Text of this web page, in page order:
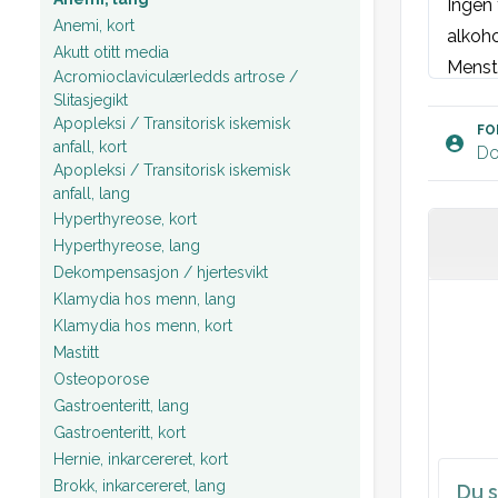
Anemi, kort
Akutt otitt media
Acromioclaviculærledds artrose /
Slitasjegikt
Apopleksi / Transitorisk iskemisk
anfall, kort
Apopleksi / Transitorisk iskemisk
anfall, lang
Hyperthyreose, kort
Hyperthyreose, lang
Dekompensasjon / hjertesvikt
Klamydia hos menn, lang
Klamydia hos menn, kort
Mastitt
Osteoporose
Gastroenteritt, lang
Gastroenteritt, kort
Hernie, inkarcereret, kort
Brokk, inkarcereret, lang
Du